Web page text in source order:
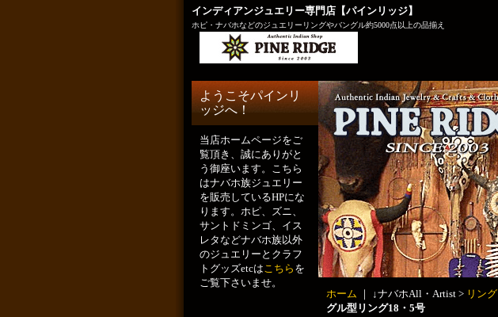
インディアンジュエリー専門店【パインリッジ】
ホピ・ナバホなどのジュエリーリングやバングル約5000点以上の品揃え
ようこそパインリ
ッジへ！
当店ホームページをご
覧頂き、誠にありがと
う御座います。こちら
はナバホ族ジュエリー
を販売しているHPにな
ります。ホピ、ズニ、
サントドミンゴ、イス
レタなどナバホ族以外
のジュエリーとクラフ
トグッズetcはこちら を
ご覧下さいませ。
ホーム ｜ ↓ナバホAll・Artist > リング
グル型リング18・5号